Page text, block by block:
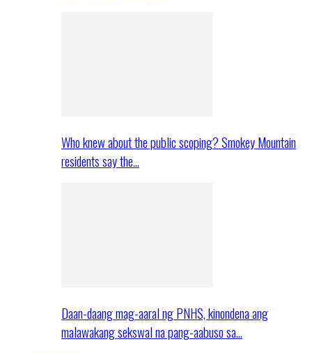
Who knew about the public scoping? Smokey Mountain
residents say the…
Daan-daang mag-aaral ng PNHS, kinondena ang
malawakang sekswal na pang-aabuso sa…